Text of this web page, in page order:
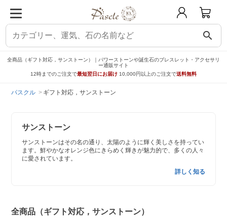
search
全商品（ギフト対応，サンストーン）｜パワーストーンや誕生石のブレスレット・アクセサリ
ー通販サイト
12時までのご注文で最短翌日にお届け 10,000円以上のご注文で送料無料
パスクル ギフト対応，サンストーン
サンストーン
サンストーンはその名の通り、太陽のように輝く美しさを持ってい
ます。鮮やかなオレンジ色にきらめく輝きが魅力的で、多くの人々
に愛されています。
詳しく知る
全商品（ギフト対応，サンストーン）